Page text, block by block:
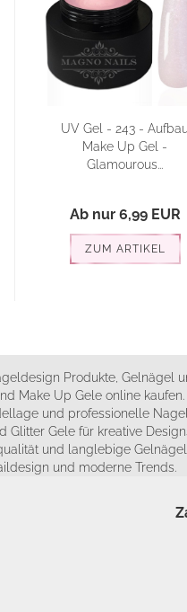
UV Gel - 243 - Aufbau
Make Up Gel -
Glamourous...
Ab nur 6,99 EUR
ZUM ARTIKEL
Produkte, Gelnägel
Make Up Gele online kaufen.
und professionelle
Glitter Gele für kreative
und langlebige Gelnägel.
und moderne Trends.